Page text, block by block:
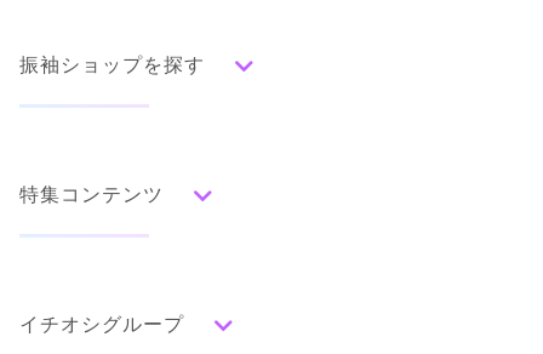
振袖ショップを探す
みんなの振袖ランキングトップ
色別ランキング
グレー
白
口コミから探す
特集コンテンツ
ママ振特集
イチオシグループ